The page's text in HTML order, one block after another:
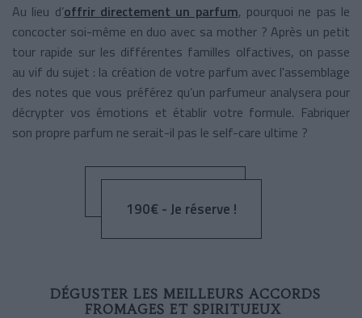
Au lieu d’offrir directement un parfum, pourquoi ne pas le
concocter soi-même en duo avec sa mother ? Après un petit
tour rapide sur les différentes familles olfactives, on passe
au vif du sujet : la création de votre parfum avec l'assemblage
des notes que vous préférez qu’un parfumeur analysera pour
décrypter vos émotions et établir votre formule. Fabriquer
son propre parfum ne serait-il pas le self-care ultime ?
190€ - Je réserve !
DÉGUSTER LES MEILLEURS ACCORDS
FROMAGES ET SPIRITUEUX